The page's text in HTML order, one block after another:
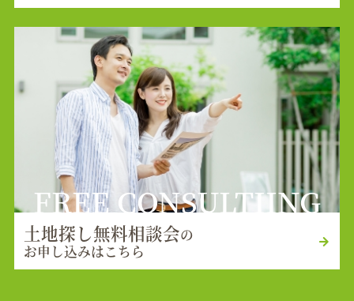
FREE CONSULTIING
土地探し無料相談会の
お申し込みはこちら